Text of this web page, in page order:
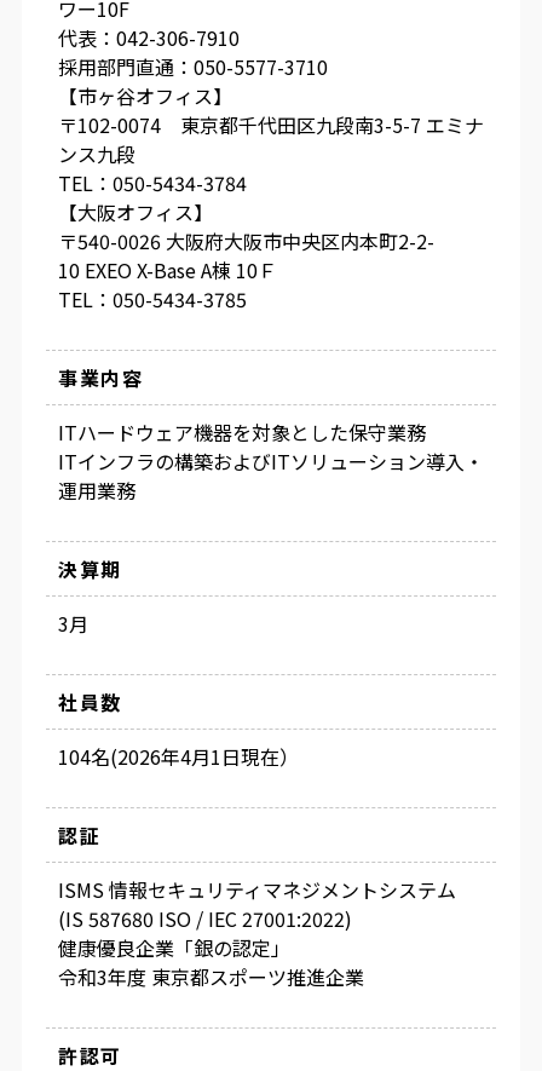
ワー10F
代表：042-306-7910
採用部門直通：050-5577-3710
【市ヶ谷オフィス】
〒102-0074 東京都千代田区九段南3-5-7 エミナ
ンス九段
TEL：050-5434-3784
【大阪オフィス】
〒540-0026 大阪府大阪市中央区内本町2-2-
10 EXEO X-Base A棟 10Ｆ
TEL：050-5434-3785
事業内容
ITハードウェア機器を対象とした保守業務
ITインフラの構築およびITソリューション導入・
運用業務
決算期
3月
社員数
104名(2026年4月1日現在）
認証
ISMS 情報セキュリティマネジメントシステム
(IS 587680 ISO / IEC 27001:2022)
健康優良企業「銀の認定」
令和3年度 東京都スポーツ推進企業
許認可